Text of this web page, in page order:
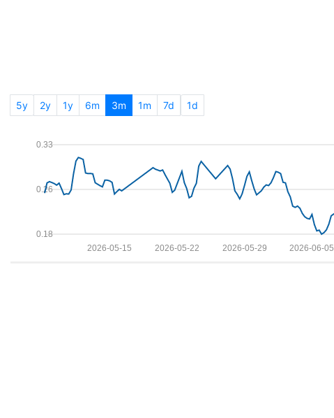
1d
7d
1m
3m
6m
1y
2y
5y
0.18
0.26
0.33
2026-06-05
2026-05-29
2026-05-22
2026-05-15